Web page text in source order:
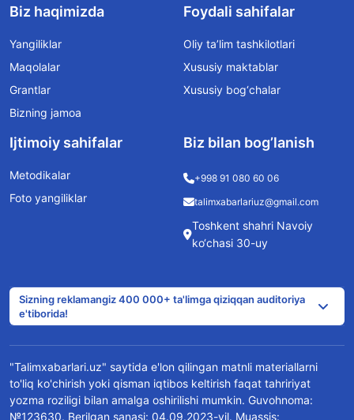
Biz haqimizda
Yangiliklar
Maqolalar
Grantlar
Bizning jamoa
Foydali sahifalar
Oliy ta’lim tashkilotlari
Xususiy maktablar
Xususiy bog‘chalar
Ijtimoiy sahifalar
Metodikalar
Foto yangiliklar
Biz bilan bog’lanish
+998 91 080 60 06
talimxabarlariuz@gmail.com
Toshkent shahri Navoiy
ko‘chasi 30-uy
Sizning reklamangiz 400 000+ ta'limga qiziqqan auditoriya
e'tiborida!
"Talimxabarlari.uz" saytida e'lon qilingan matnli materiallarni
to'liq ko'chirish yoki qisman iqtibos keltirish faqat tahririyat
yozma roziligi bilan amalga oshirilishi mumkin. Guvohnoma:
№123630. Berilgan sanasi: 04.09.2023-yil. Muassis: